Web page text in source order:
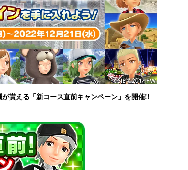
貰える「新コース直前キャンペーン」を開催!!